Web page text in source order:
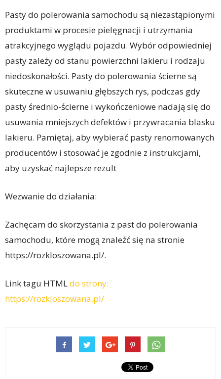
Pasty do polerowania samochodu są niezastąpionymi
produktami w procesie pielęgnacji i utrzymania
atrakcyjnego wyglądu pojazdu. Wybór odpowiedniej
pasty zależy od stanu powierzchni lakieru i rodzaju
niedoskonałości. Pasty do polerowania ścierne są
skuteczne w usuwaniu głębszych rys, podczas gdy
pasty średnio-ścierne i wykończeniowe nadają się do
usuwania mniejszych defektów i przywracania blasku
lakieru. Pamiętaj, aby wybierać pasty renomowanych
producentów i stosować je zgodnie z instrukcjami,
aby uzyskać najlepsze rezult
Wezwanie do działania:
Zachęcam do skorzystania z past do polerowania
samochodu, które mogą znaleźć się na stronie
https://rozkloszowana.pl/.
Link tagu HTMLdo strony:
https://rozkloszowana.pl/